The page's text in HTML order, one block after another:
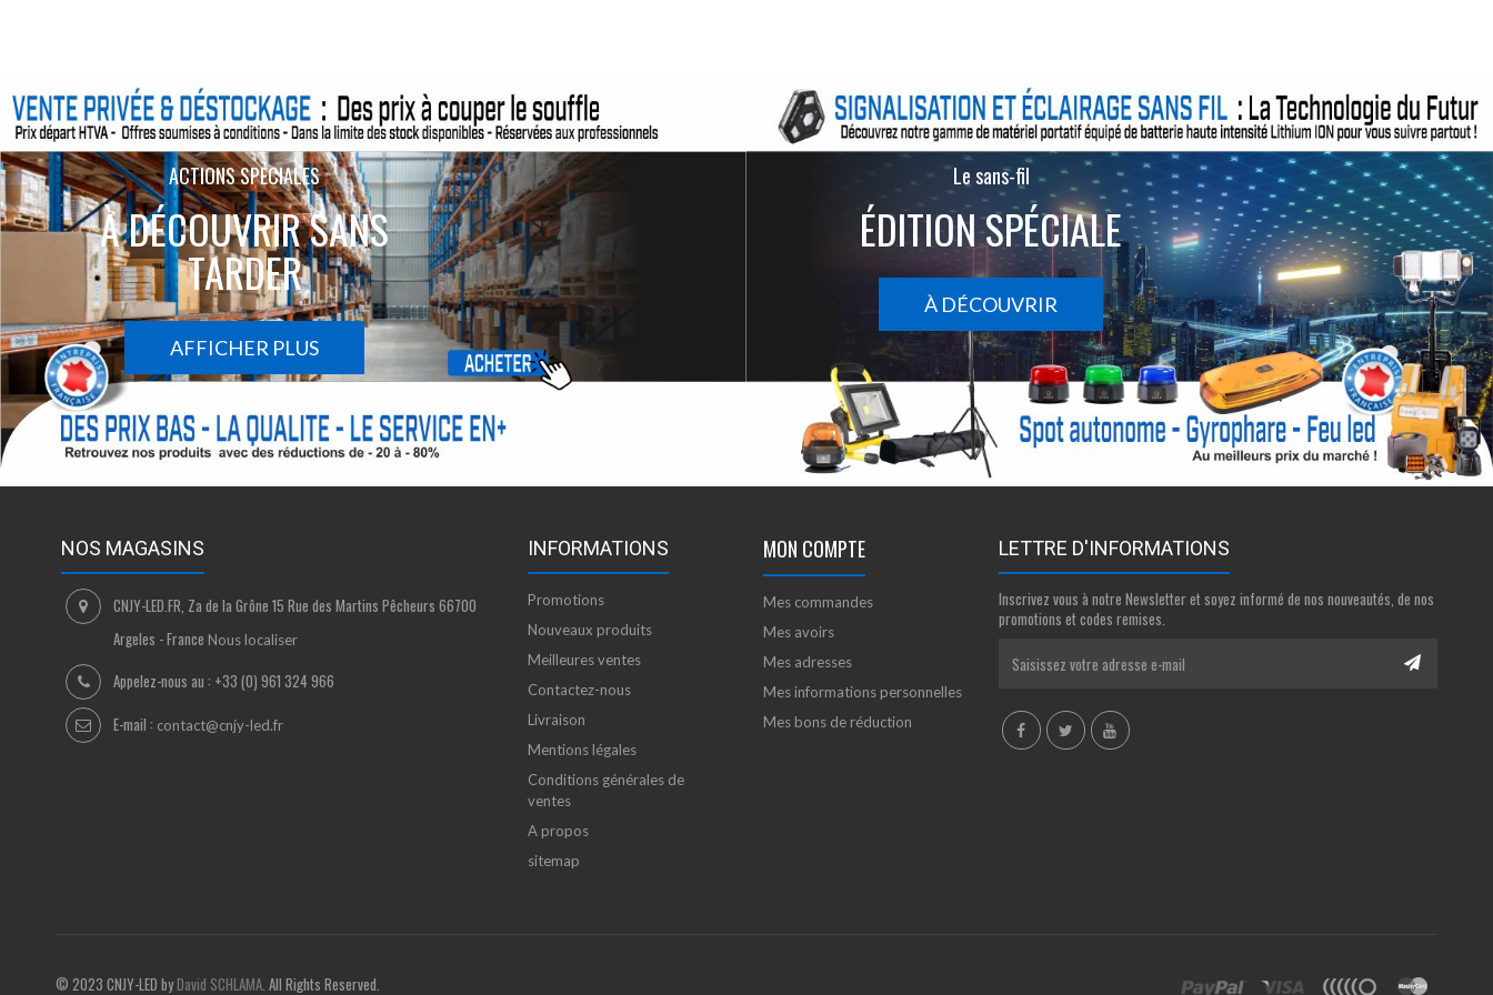
ACTIONS SPÉCIALES
À DÉCOUVRIR SANS
TARDER
AFFICHER PLUS
Le sans-fil
ÉDITION SPÉCIALE
À DÉCOUVRIR
NOS MAGASINS
CNJY-LED.FR, Za de la Grône 15 Rue des Martins Pêcheurs 66700
Argeles - France Nous localiser
Appelez-nous au : +33 (0) 961 324 966
E-mail : contact@cnjy-led.fr
INFORMATIONS
Promotions
Nouveaux produits
Meilleures ventes
Contactez-nous
Livraison
Mentions légales
Conditions générales de
ventes
A propos
sitemap
MON COMPTE
Mes commandes
Mes avoirs
Mes adresses
Mes informations personnelles
Mes bons de réduction
LETTRE D'INFORMATIONS
Inscrivez vous à notre Newsletter et soyez informé de nos nouveautés, de nos
promotions et codes remises.
© 2023 CNJY-LED byDavid SCHLAMA. All Rights Reserved.